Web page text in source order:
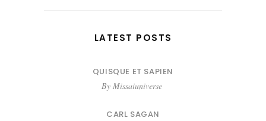
LATEST POSTS
QUISQUE ET SAPIEN
By Missaiuniverse
CARL SAGAN